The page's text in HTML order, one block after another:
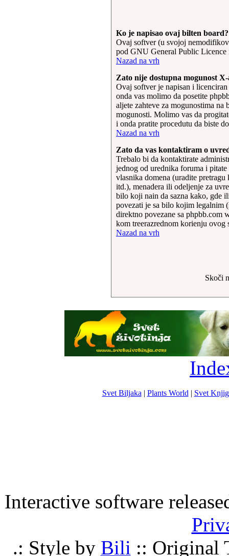
Ko je napisao ovaj bilten board?
Ovaj softver (u svojoj
pod GNU General Public Licence
Nazad na vrh
Zato nije dostupna mogunost X-
Ovaj softver je napisan i
onda vas molimo da posetite
aljete zahteve za mogunostima
mogunosti. Molimo vas da
i onda pratite procedutu da biste
Nazad na vrh
Zato da vas kontaktiram o
Trebalo bi da kontaktirate
jednog od urednika foruma i
vlasnika domena (uradite
itd.), menadera ili odeljenje za
bilo koji nain da sazna kako, gde
povezati je sa bilo kojim legalnim
direktno povezane sa
kom treerazrednom korienju ovog
Nazad na vrh
Skoči
Svet Biljaka | Plants World | Svet
Interactive software
.: Style by Bili :: Original